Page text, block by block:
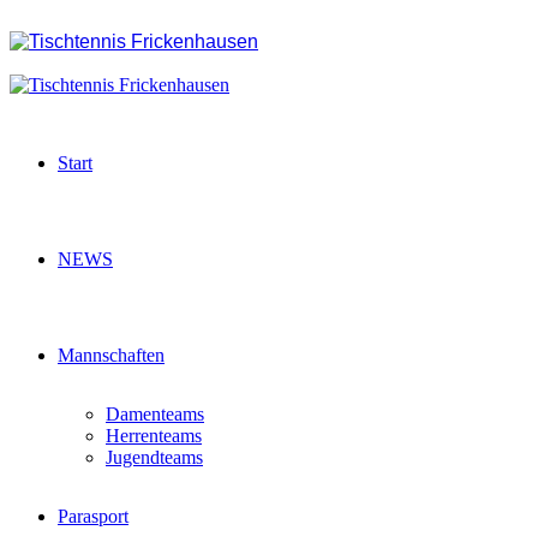
Start
NEWS
Mannschaften
Damenteams
Herrenteams
Jugendteams
Parasport